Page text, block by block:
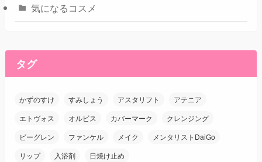
気になるコスメ
タグ
かずのすけ すみしょう アスタリフト
アテニア
エトヴォス
オルビス カバーマーク
クレンジング
ビーグレン
ファンケル メイク
メンタリストDaiGo
リップ
入浴剤 日焼け止め